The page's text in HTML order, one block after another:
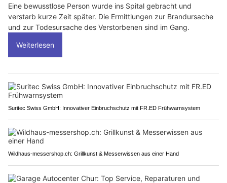
Eine bewusstlose Person wurde ins Spital gebracht und
verstarb kurze Zeit später. Die Ermittlungen zur Brandursache
und zur Todesursache des Verstorbenen sind im Gang.
Weiterlesen
Suritec Swiss GmbH: Innovativer Einbruchschutz mit FR.ED Frühwarnsystem
Wildhaus-messershop.ch: Grillkunst & Messerwissen aus einer Hand